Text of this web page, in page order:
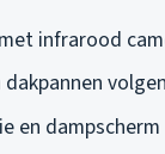
infrarood
en dampscherm